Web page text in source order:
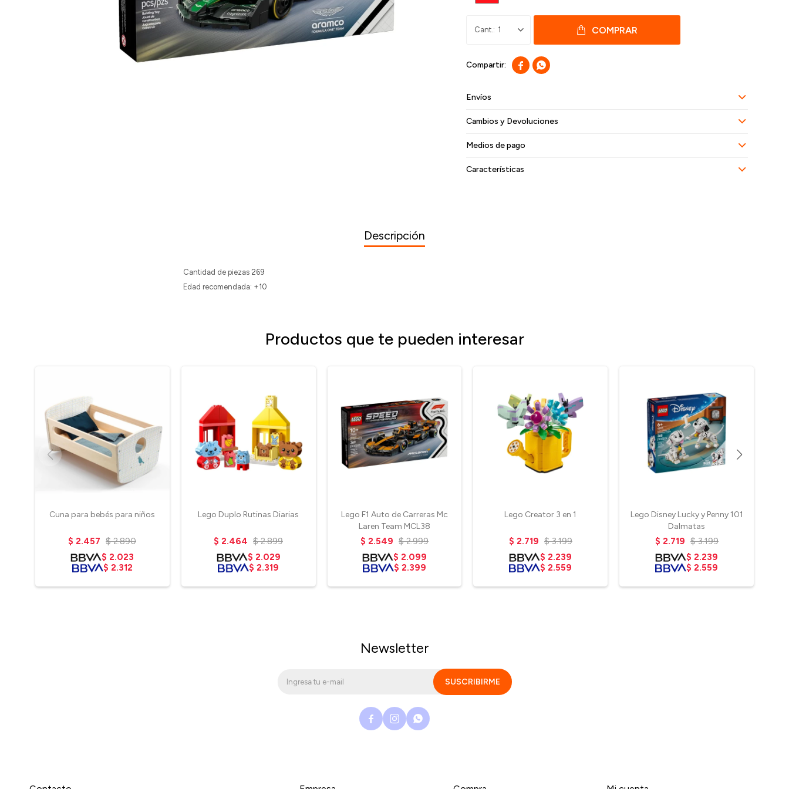
1 COMPRAR
 
Envíos
Cambios y Devoluciones
Medios de pago
Características
Descripción
Cantidad de piezas 269
Edad recomendada: +10
Productos que te pueden interesar
Cuna para bebés para niños
$ 2.457 $ 2.890
$ 2.023
$ 2.312
Lego Duplo Rutinas Diarias
$ 2.464 $ 2.899
$ 2.029
$ 2.319
Lego F1 Auto de Carreras Mc
Laren Team MCL38
$ 2.549 $ 2.999
$ 2.099
$ 2.399
Lego Creator 3 en 1
$ 2.719 $ 3.199
$ 2.239
$ 2.559
Lego Disney Lucky y Penny 101
Dalmatas
$ 2.719 $ 3.199
$ 2.239
$ 2.559
Newsletter
SUSCRIBIRME
  